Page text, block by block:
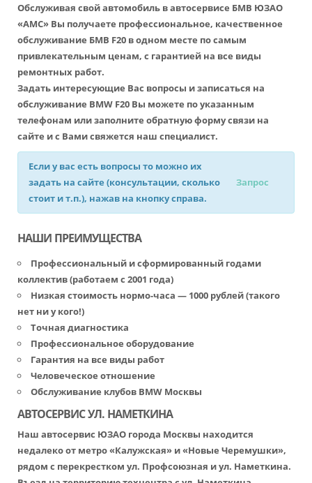
Обслуживая свой автомобиль в автосервисе БМВ ЮЗАО
«АМС» Вы получаете профессиональное, качественное
обслуживание БМВ F20 в одном месте по самым
привлекательным ценам, с гарантией на все виды
ремонтных работ.
Задать интересующие Вас вопросы и записаться на
обслуживание BMW F20 Вы можете по указанным
телефонам или заполните обратную форму связи на
сайте и с Вами свяжется наш специалист.
Если у вас есть вопросы то можно их
задать на сайте (консультации, сколько
стоит и т.п.), нажав на кнопку справа.
Запрос
НАШИ ПРЕИМУЩЕСТВА
Профессиональный и сформированный годами
коллектив (работаем с 2001 года)
Низкая стоимость нормо-часа — 1000 рублей (такого
нет ни у кого!)
Точная диагностика
Профессиональное оборудование
Гарантия на все виды работ
Человеческое отношение
Обслуживание клубов BMW Москвы
АВТОСЕРВИС УЛ. НАМЕТКИНА
Наш автосервис ЮЗАО города Москвы находится
недалеко от метро «Калужская» и «Новые Черемушки»,
рядом с перекрестком ул. Профсоюзная и ул. Наметкина.